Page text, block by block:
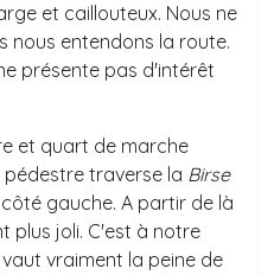
et caillouteux. Nous ne
nous entendons la route.
présente pas d'intérêt
et quart de marche
pédestre traverse la Birse
gauche. A partir de là
plus joli. C'est à notre
vraiment la peine de